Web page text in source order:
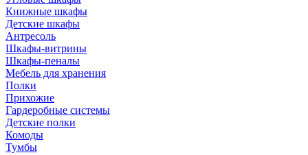
Книжные шкафы
Детские шкафы
Антресоль
Шкафы-витрины
Шкафы-пеналы
Мебель для хранения
Полки
Прихожие
Гардеробные системы
Детские полки
Комоды
Тумбы